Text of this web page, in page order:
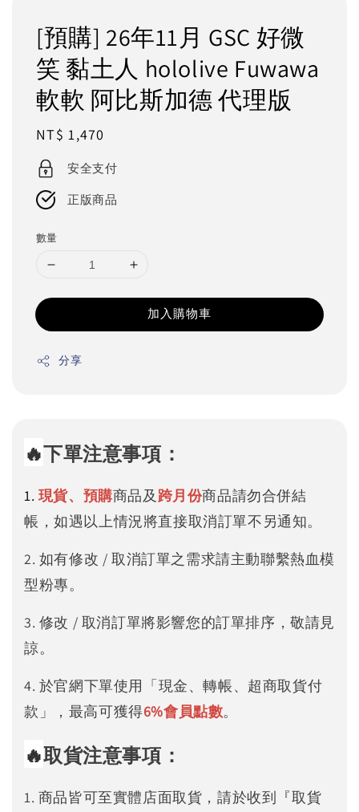
[預購] 26年11月 GSC 好微
笑 黏土人 hololive Fuwawa
軟軟 阿比斯加德 代理版
Regular
price
NT$ 1,470
安全支付
正版商品
數量
加入購物車
分享
🔥下單注意事項：
1. 現貨、預購商品及 跨月份商品請勿合併結
帳，如遇以上情況將直接取消訂單不另通知。
2. 如有修改 / 取消訂單之需求請主動聯繫熱血模
型粉專。
3. 修改 / 取消訂單將影響您的訂單排序，敬請見
諒。
4. 於官網下單使用「現金、轉帳、超商取貨付
款」，最高可獲得6%會員點數。
🔥取貨注意事項：
1. 商品皆可至實體店面取貨，請於收到『取貨